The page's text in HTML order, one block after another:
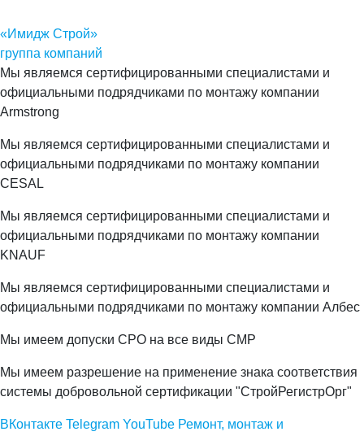
«Имидж Строй»
группа компаний
Мы являемся сертифицированными специалистами и
официальными подрядчиками по монтажу компании
Armstrong
Мы являемся сертифицированными специалистами и
официальными подрядчиками по монтажу компании
CESAL
Мы являемся сертифицированными специалистами и
официальными подрядчиками по монтажу компании
KNAUF
Мы являемся сертифицированными специалистами и
официальными подрядчиками по монтажу компании Албес
Мы имеем допуски СРО на все виды СМР
Мы имеем разрешение на применение знака соответствия
системы добровольной сертификации "СтройРегистрОрг"
ВКонтакте Telegram YouTube Ремонт, монтаж и